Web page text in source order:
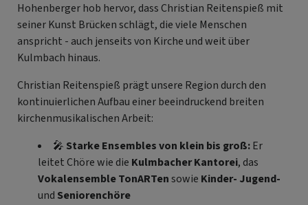
Hohenberger hob hervor, dass Christian Reitenspieß mit
seiner Kunst Brücken schlägt, die viele Menschen
anspricht - auch jenseits von Kirche und weit über
Kulmbach hinaus.
Christian Reitenspieß prägt unsere Region durch den
kontinuierlichen Aufbau einer beeindruckend breiten
kirchenmusikalischen Arbeit:
🎤 Starke Ensembles von klein bis groß:Er
leitet Chöre wie die Kulmbacher Kantorei, das
Vokalensemble TonARTensowie Kinder- Jugend-
und Seniorenchöre